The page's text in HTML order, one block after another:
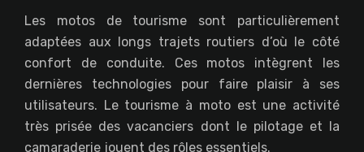
Les motos de tourisme sont particulièrement
adaptées aux longs trajets routiers d’où le côté
confort de conduite. Ces motos intègrent les
dernières technologies pour faire plaisir à ses
utilisateurs. Le tourisme à moto est une activité
très prisée des vacanciers dont le pilotage et la
camaraderie jouent des rôles essentiels.